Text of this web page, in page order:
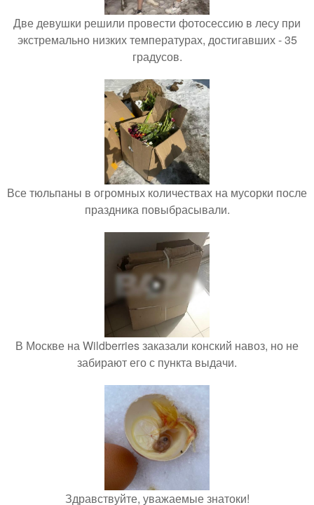
Две девушки решили провести фотосессию в лесу при
экстремально низких температурах, достигавших - 35
градусов.
Все тюльпаны в огромных количествах на мусорки после
праздника повыбрасывали.
В Москве на Wildberries заказали конский навоз, но не
забирают его с пункта выдачи.
Здравствуйте, уважаемые знатоки!